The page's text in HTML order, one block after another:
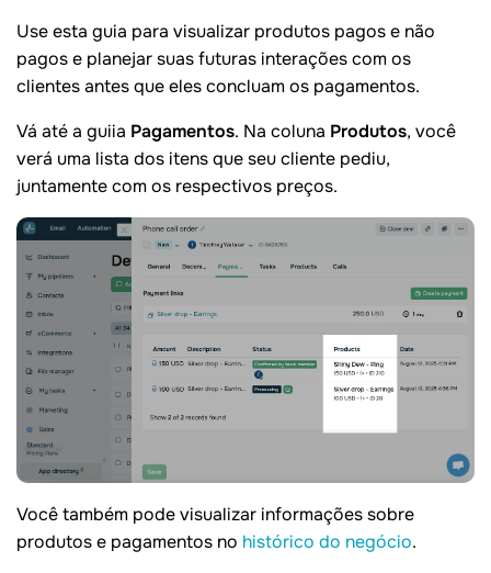
Use esta guia para visualizar produtos pagos e não
pagos e planejar suas futuras interações com os
clientes antes que eles concluam os pagamentos.
Vá até a guiia Pagamentos. Na coluna Produtos, você
verá uma lista dos itens que seu cliente pediu,
juntamente com os respectivos preços.
Você também pode visualizar informações sobre
produtos e pagamentos no histórico do negócio.